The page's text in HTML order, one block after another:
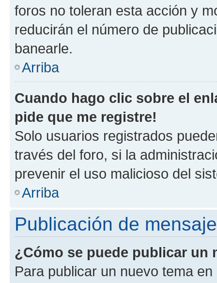
foros no toleran esta acción y
reducirán el número de
banearle.
Arriba
Cuando hago clic sobre el
pide que me registre!
Solo usuarios registrados
través del foro, si la
prevenir el uso malicioso del
Arriba
Publicación de
¿Cómo se puede publicar un
Para publicar un nuevo tema